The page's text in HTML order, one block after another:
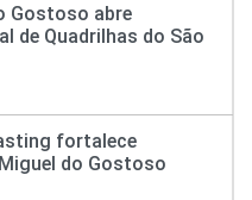
Gostoso abre
de Quadrilhas do São
fortalece
do Gostoso